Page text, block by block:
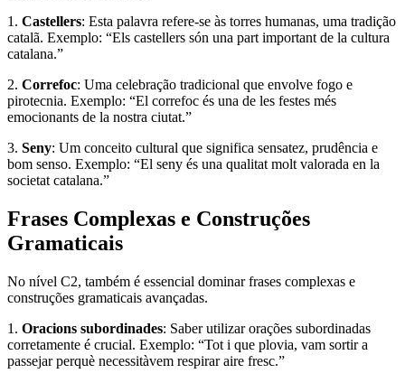
1. Castellers: Esta palavra refere-se às torres humanas, uma tradição
catalã. Exemplo: “Els castellers són una part important de la cultura
catalana.”
2. Correfoc: Uma celebração tradicional que envolve fogo e
pirotecnia. Exemplo: “El correfoc és una de les festes més
emocionants de la nostra ciutat.”
3. Seny: Um conceito cultural que significa sensatez, prudência e
bom senso. Exemplo: “El seny és una qualitat molt valorada en la
societat catalana.”
Frases Complexas e Construções
Gramaticais
No nível C2, também é essencial dominar frases complexas e
construções gramaticais avançadas.
1. Oracions subordinades: Saber utilizar orações subordinadas
corretamente é crucial. Exemplo: “Tot i que plovia, vam sortir a
passejar perquè necessitàvem respirar aire fresc.”